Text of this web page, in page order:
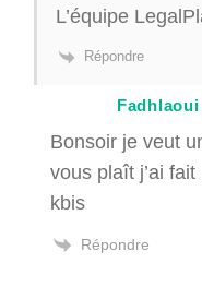
L’équipe
Répondre
Fadhlaoui
Bonsoir je veut
vous plaît j’ai
kbis
Répondre